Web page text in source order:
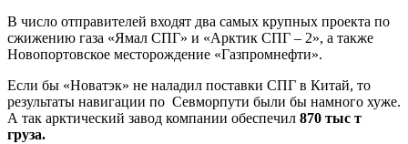
В число отправителей входят два самых крупных проекта по
сжижению газа «Ямал СПГ» и «Арктик СПГ – 2», а также
Новопортовское месторождение «Газпромнефти».
Если бы «Новатэк» не наладил поставки СПГ в Китай, то
результаты навигации по Севморпути были бы намного хуже.
А так арктический завод компании обеспечил 870 тыс т
груза.